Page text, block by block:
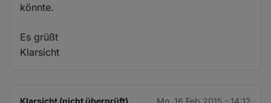
könnte.
Es grüßt
Klarsicht
Klarsicht (nicht überprüft) Mo. 16 Feb 2015 - 14:12